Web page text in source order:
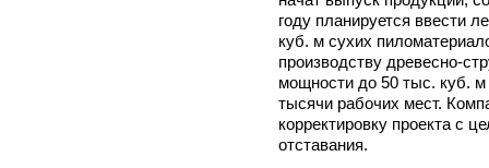
году планируется ввести
куб. м сухих
производству древесно-
мощности до 50 тыс. куб. м
тысячи рабочих мест.
корректировку проекта с
отставания.